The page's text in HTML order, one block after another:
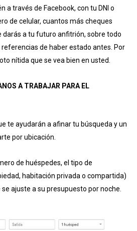
a través de Facebook, con tu DNI o
de celular, cuantos más cheques
darás a tu futuro anfitrión, sobre todo
de haber estado antes. Por
nítida que se vea bien en usted.
A TRABAJAR PARA EL
te ayudarán a afinar tu búsqueda y un
por ubicación.
de huéspedes, el tipo de
habitación privada o compartida)
ajuste a su presupuesto por noche.